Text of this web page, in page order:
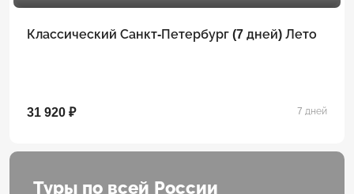
Классический Санкт-Петербург (7 дней) Лето
31 920 ₽ 7 дней
Туры по всей России